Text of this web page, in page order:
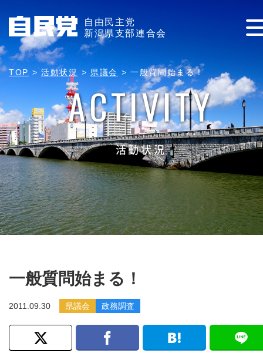
自由民主党
新潟県支部連合会
TOP >活動状況 > 県議会 >一般質問始まる！
ACTIVITY
活動状況
一般質問始まる！
2011.09.30 県議会 政務調査